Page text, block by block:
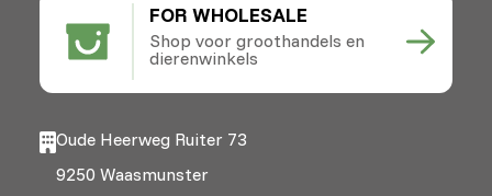
FOR WHOLESALE
Shop voor groothandels en
dierenwinkels
Oude Heerweg Ruiter 73
9250 Waasmunster